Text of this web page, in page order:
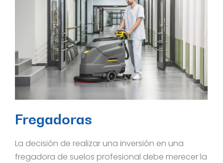
Fregadoras
La decisión de realizar una inversión en una
fregadora de suelos profesional debe merecer la